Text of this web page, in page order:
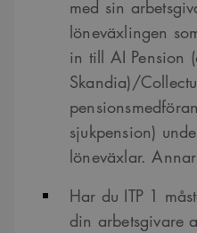
med sin
löneväxlingen
in till AI Pension
Skandia)/
sjukpension)
löneväxlar.
Har du ITP 1
din arbetsgivare